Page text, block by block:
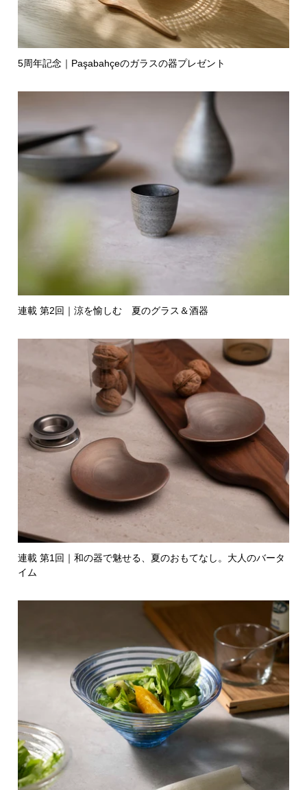
5周年記念｜Paşabahçeのガラスの器プレゼント
連載 第2回｜涼を愉しむ 夏のグラス＆酒器
連載 第1回｜和の器で魅せる、夏のおもてなし。大人のバータ
イム